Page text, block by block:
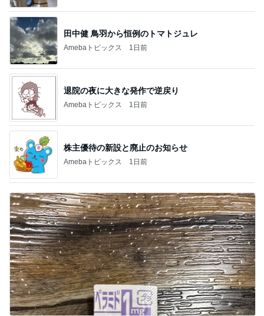
田中健 鳥羽から恒例のトマトジュレ
Amebaトピックス 1日前
退院の夜に大きな発作で逆戻り
Amebaトピックス 1日前
株主優待の新設と廃止のお知らせ
Amebaトピックス 1日前